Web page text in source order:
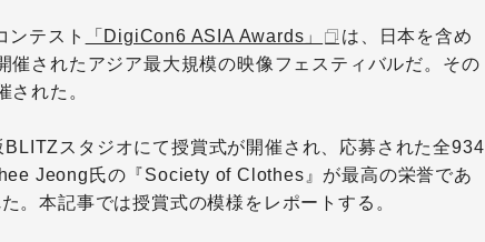
ンテスト 「DigiCon6 ASIA Awards」
は、日本を含め
催されたアジア最大規模の映像フェスティバルだ。その
された。
スタジオにて授賞式が開催され、応募された全934
Jeong氏の『Society of Clothes』が最高の栄誉であ
。本記事では授賞式の模様をレポートする。